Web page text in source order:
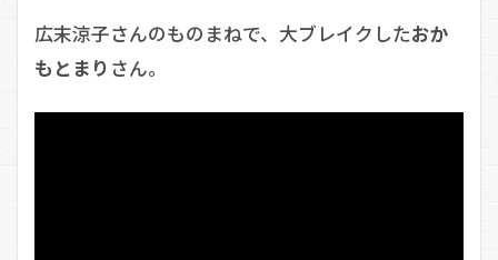
広末涼子さんのものまねで、大ブレイクしたおか
もとまり さん。